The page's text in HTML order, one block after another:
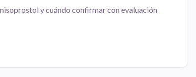
y cuándo confirmar con evaluación